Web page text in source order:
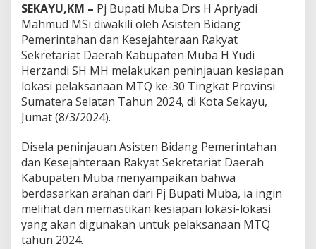
k
a
P
e
r
s
i
a
p
n
T
u
a
n
R
u
SEKAYU,KM – Pj Bupati Muba Drs H Apriyadi
Mahmud MSi diwakili oleh Asisten Bidang
Pemerintahan dan Kesejahteraan Rakyat
Sekretariat Daerah Kabupaten Muba H Yudi
Herzandi SH MH melakukan peninjauan kesiapan
lokasi pelaksanaan MTQ ke-30 Tingkat Provinsi
Sumatera Selatan Tahun 2024, di Kota Sekayu,
Jumat (8/3/2024).
Disela peninjauan Asisten Bidang Pemerintahan
dan Kesejahteraan Rakyat Sekretariat Daerah
Kabupaten Muba menyampaikan bahwa
berdasarkan arahan dari Pj Bupati Muba, ia ingin
melihat dan memastikan kesiapan lokasi-lokasi
yang akan digunakan untuk pelaksanaan MTQ
tahun 2024.